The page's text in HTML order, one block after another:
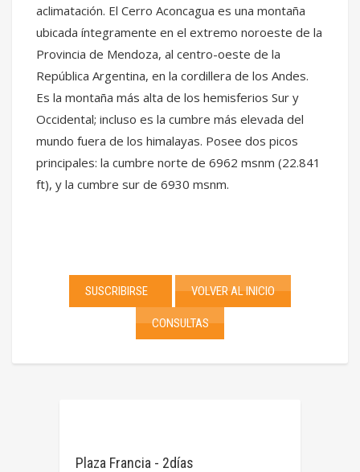
aclimatación. El Cerro Aconcagua es una montaña
ubicada íntegramente en el extremo noroeste de la
Provincia de Mendoza, al centro-oeste de la
República Argentina, en la cordillera de los Andes.
Es la montaña más alta de los hemisferios Sur y
Occidental; incluso es la cumbre más elevada del
mundo fuera de los himalayas. Posee dos picos
principales: la cumbre norte de 6962 msnm (22.841
ft), y la cumbre sur de 6930 msnm.
SUSCRIBIRSE VOLVER AL INICIO
CONSULTAS
Plaza Francia - 2días